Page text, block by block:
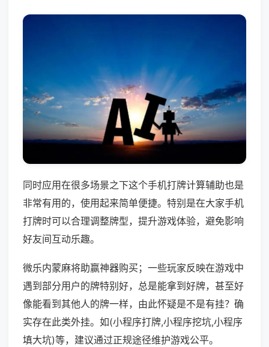
同时应用在很多场景之下这个手机打牌计算辅助也是
非常有用的，使用起来简单便捷。特别是在大家手机
打牌时可以合理调整牌型，提升游戏体验，避免影响
好友间互动乐趣。
微乐内蒙麻将助赢神器购买；一些玩家反映在游戏中
遇到部分用户的牌特别好，总是能拿到好牌，甚至好
像能看到其他人的牌一样，由此怀疑是不是有挂？确
实存在此类外挂。如(小程序打牌,小程序挖坑,小程序
填大坑)等，建议通过正规途径维护游戏公平。